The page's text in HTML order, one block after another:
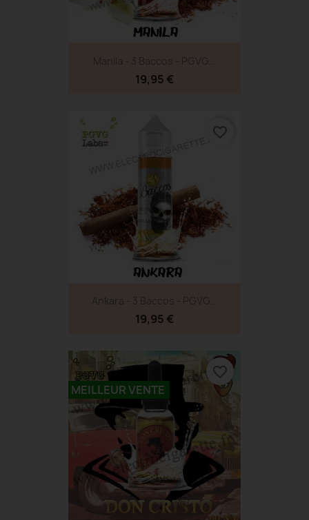
Manila - 3 Baccos - PGVG...
19,95 €
Ankara - 3 Baccos - PGVG...
19,95 €
favorite_border
MEILLEUR VENTE
favorite_border